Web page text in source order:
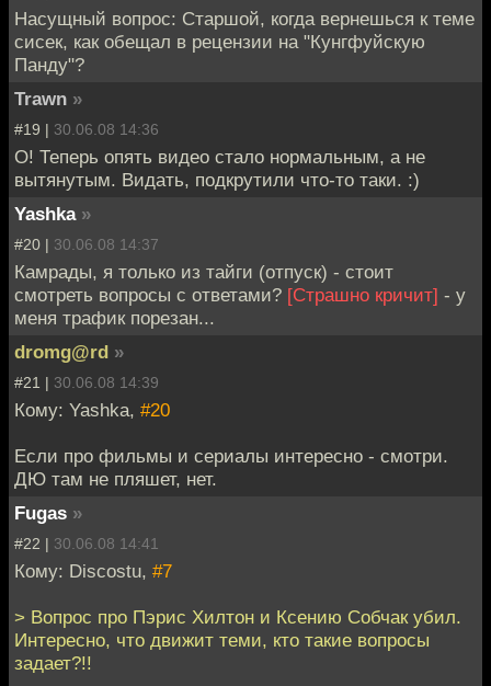
Насущный вопрос: Старшой, когда вернешься к теме
сисек, как обещал в рецензии на "Кунгфуйскую
Панду"?
Trawn »
#19 | 30.06.08 14:36
О! Теперь опять видео стало нормальным, а не
вытянутым. Видать, подкрутили что-то таки. :)
Yashka »
#20 | 30.06.08 14:37
Камрады, я только из тайги (отпуск) - стоит
смотреть вопросы с ответами? [Страшно кричит] - у
меня трафик порезан...
dromg@rd »
#21 | 30.06.08 14:39
Кому: Yashka, #20
Если про фильмы и сериалы интересно - смотри.
ДЮ там не пляшет, нет.
Fugas »
#22 | 30.06.08 14:41
Кому: Discostu, #7
> Вопрос про Пэрис Хилтон и Ксению Собчак убил.
Интересно, что движит теми, кто такие вопросы
задает?!!